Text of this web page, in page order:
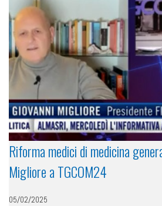
Riforma medici di medicina
Migliore a TGCOM24
05/02/2025